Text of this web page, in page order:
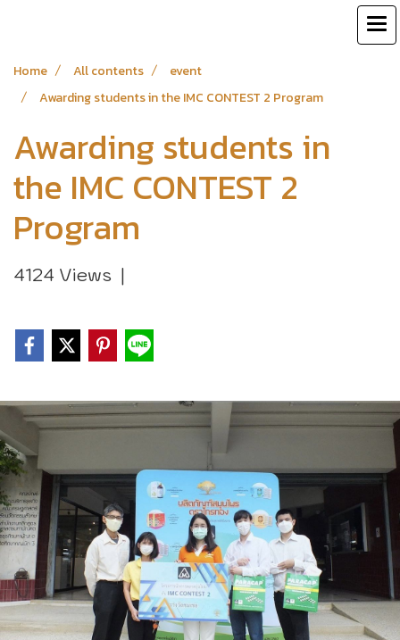
Home All contents
event
Awarding students in the IMC CONTEST 2 Program
Awarding students in
the IMC CONTEST 2
Program
4124 Views |